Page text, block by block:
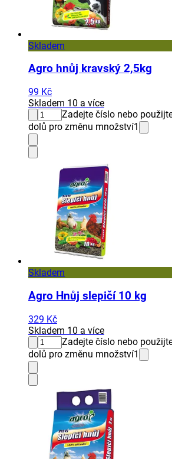
Skladem
Agro hnůj kravský 2,5kg
99 Kč
Skladem 10 a více
Zadejte číslo nebo
dolů pro změnu množství1
Skladem
Agro Hnůj slepičí 10 kg
329 Kč
Skladem 10 a více
Zadejte číslo nebo
dolů pro změnu množství1